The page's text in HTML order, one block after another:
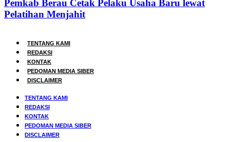
Pemkab Berau Cetak Pelaku Usaha Baru lewat
Pelatihan Menjahit
TENTANG KAMI
REDAKSI
KONTAK
PEDOMAN MEDIA SIBER
DISCLAIMER
TENTANG KAMI
REDAKSI
KONTAK
PEDOMAN MEDIA SIBER
DISCLAIMER